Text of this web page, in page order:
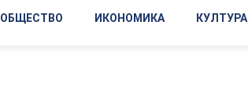
ОБЩЕСТВО ИКОНОМИКА КУЛТУРА